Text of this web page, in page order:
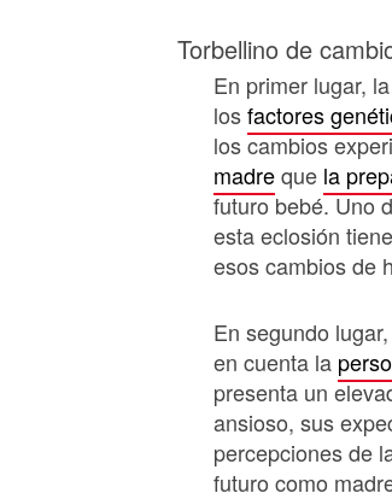
Torbellino de
En primer lugar,
losfactores
los cambios
madreque la
futuro bebé. Uno
esta eclosión
esos cambios de
En segundo
en cuenta la
presenta un
ansioso, sus
percepciones de
futuro como